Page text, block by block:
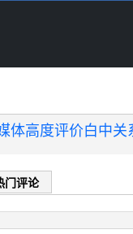
体高度评价白中
门评论